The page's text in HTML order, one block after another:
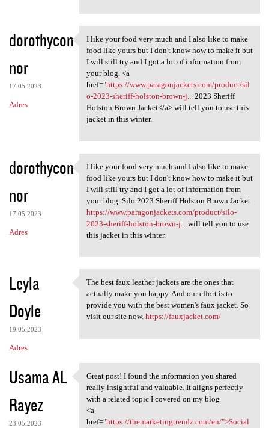
dorothycon
nor
17.05.2023
Adres
I like your food very much
I like your food very much and I also like to make
food like yours but I don't know how to make it but
I will still try and I got a lot of information from
your blog. <a
href="https://www.paragonjackets.com/product/sil
o-2023-sheriff-holston-brown-j...2023 Sheriff
Holston Brown Jacket</a> will tell you to use this
jacket in this winter.
dorothycon
nor
17.05.2023
Adres
I like your food very much
I like your food very much and I also like to make
food like yours but I don't know how to make it but
I will still try and I got a lot of information from
your blog. Silo 2023 Sheriff Holston Brown Jacket
https://www.paragonjackets.com/product/silo-
2023-sheriff-holston-brown-j...
will tell you to use
this jacket in this winter.
Leyla
Doyle
19.05.2023
Adres
The best faux leather jackets
The best faux leather jackets are the ones that
actually make you happy. And our effort is to
provide you with the best women's faux jacket. So
visit our site now. https://fauxjacket.com/
Usama AL
Rayez
23.05.2023
Great post! I found the
Great post! I found the information you shared
really insightful and valuable. It aligns perfectly
with a related topic I covered on my blog
<a
href="https://themarketingtrendz.com/en/">Social